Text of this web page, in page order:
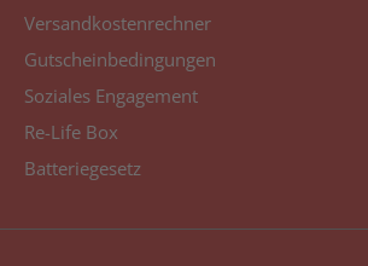
Versandkostenrechner
Gutscheinbedingungen
Soziales Engagement
Re-Life Box
Batteriegesetz